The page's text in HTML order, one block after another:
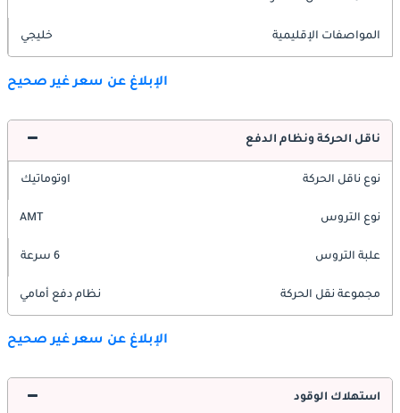
المواصفات الإقليمية خليجي
الإبلاغ عن سعر غير صحيح
ناقل الحركة ونظام الدفع
نوع ناقل الحركة اوتوماتيك
نوع التروس AMT
علبة التروس 6 سرعة
مجموعة نقل الحركة نظام دفع أمامي
الإبلاغ عن سعر غير صحيح
استهلاك الوقود